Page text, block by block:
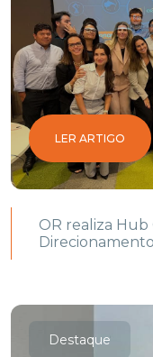
LER ARTIGO
OR realiza
Destaque